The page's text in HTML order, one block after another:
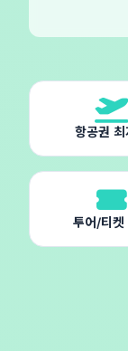
항공권 최
투어/티켓